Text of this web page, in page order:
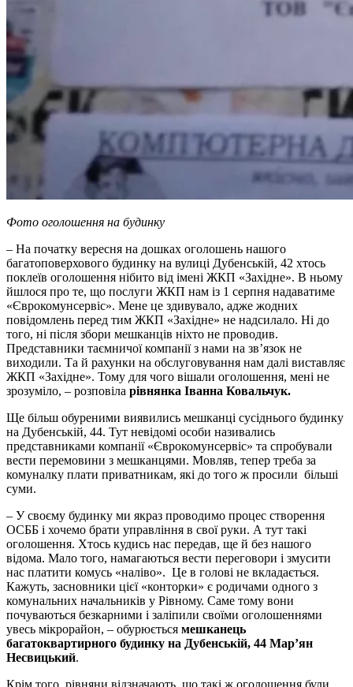
Фото оголошення на будинку
– На початку вересня на дошках оголошень нашого
багатоповерхового будинку на вулиці Дубенській, 42 хтось
поклеїв оголошення нібито від імені ЖКП «Західне». В ньому
йшлося про те, що послуги ЖКП нам із 1 серпня надаватиме
«Єврокомунсервіс». Мене це здивувало, адже жодних
повідомлень перед тим ЖКП «Західне» не надсилало. Ні до
того, ні після збори мешканців ніхто не проводив.
Представники таємничої компанії з нами на зв’язок не
виходили. Та й рахунки на обслуговування нам далі виставляє
ЖКП «Західне». Тому для чого вішали оголошення, мені не
зрозуміло, – розповіла рівнянка Іванна Ковальчук.
Ще більш обуреними виявились мешканці сусіднього будинку
на Дубенській, 44. Тут невідомі особи називались
представниками компанії «Єврокомунсервіс» та спробували
вести перемовини з мешканцями. Мовляв, тепер треба за
комуналку плати приватникам, які до того ж просили більші
суми.
– У своєму будинку ми якраз проводимо процес створення
ОСББ і хочемо брати управління в свої руки. А тут такі
оголошення. Хтось кудись нас передав, ще й без нашого
відома. Мало того, намагаються вести переговори і змусити
нас платити комусь «наліво». Це в голові не вкладається.
Кажуть, засновники цієї «конторки» є родичами одного з
комунальних начальників у Рівному. Саме тому вони
почуваються безкарними і заліпили своїми оголошеннями
увесь мікрорайон, – обурюється мешканець
багатоквартирного будинку на Дубенській, 44 Мар’ян
Несвицький.
Крім того, рівняни відзначають, що такі ж оголошення були